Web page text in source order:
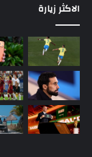
أ
م
ر
ا
ض
ا
ل
ق
الاكثر زيارة